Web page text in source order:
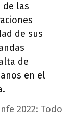
de las
de sus
de
en el
2022: Todo